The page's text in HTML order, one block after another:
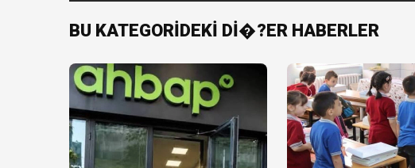
BU KATEGORİDEKİ Dİ�?ER HABERLER